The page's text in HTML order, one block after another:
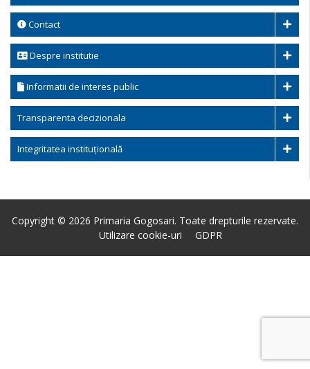
Contact
Despre institutie
Informatii de interes public
Transparenta decizionala
Integritatea instituțională
Copyright © 2026 Primaria Gogosari. Toate drepturile rezervate.
Utilizare cookie-uri
GDPR